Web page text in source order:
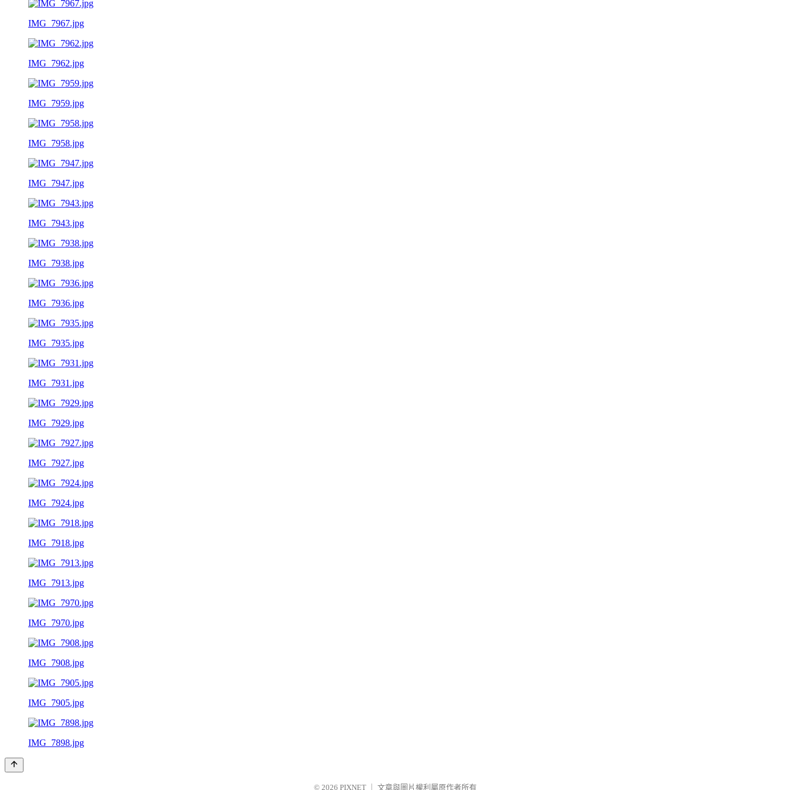
IMG_7967.jpg
IMG_7962.jpg
IMG_7959.jpg
IMG_7958.jpg
IMG_7947.jpg
IMG_7943.jpg
IMG_7938.jpg
IMG_7936.jpg
IMG_7935.jpg
IMG_7931.jpg
IMG_7929.jpg
IMG_7927.jpg
IMG_7924.jpg
IMG_7918.jpg
IMG_7913.jpg
IMG_7970.jpg
IMG_7908.jpg
IMG_7905.jpg
IMG_7898.jpg
© 2026 PIXNET 文章與圖片權利屬原作者所有